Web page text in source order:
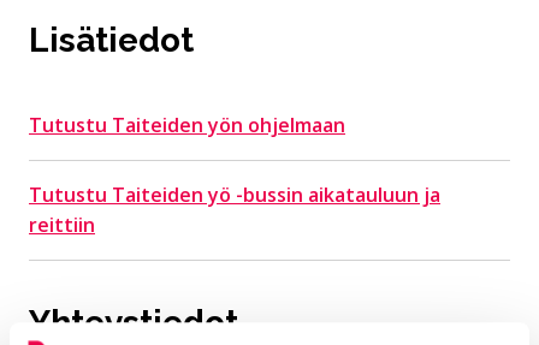
Lisätiedot
Tutustu Taiteiden yön ohjelmaan
Tutustu Taiteiden yö -bussin aikatauluun ja
reittiin
Yhteystiedot